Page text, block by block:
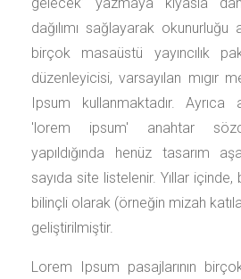
dağılımı sağlayarak okunurluğu
birçok masaüstü yayıncılık
düzenleyicisi, varsayılan mıgır
Ipsum kullanmaktadır. Ayrıca
'lorem ipsum' anahtar
yapıldığında henüz tasarım
sayıda site listelenir. Yıllar
bilinçli olarak (örneğin mizah
geliştirilmiştir.
Lorem Ipsum pasajlarının